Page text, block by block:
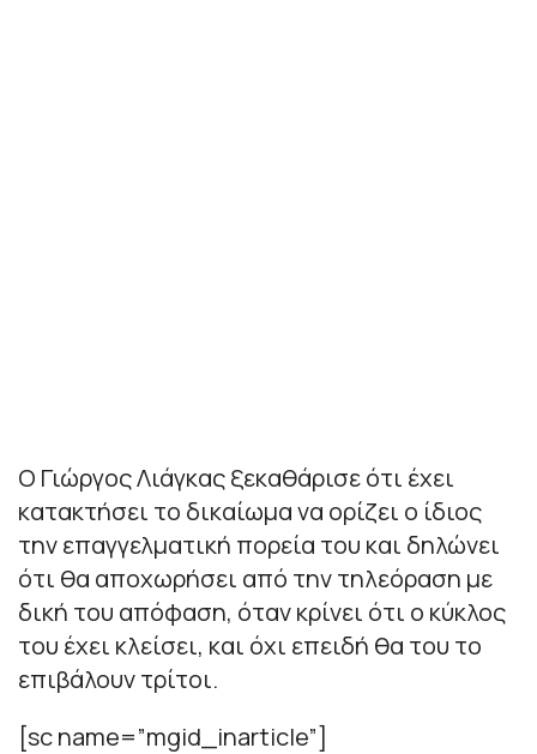
Ο Γιώργος Λιάγκας ξεκαθάρισε ότι έχει
κατακτήσει το δικαίωμα να ορίζει ο ίδιος
την επαγγελματική πορεία του και δηλώνει
ότι θα αποχωρήσει από την τηλεόραση με
δική του απόφαση, όταν κρίνει ότι ο κύκλος
του έχει κλείσει, και όχι επειδή θα του το
επιβάλουν τρίτοι.
[sc name=”mgid_inarticle”]